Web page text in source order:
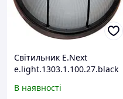
Світильник E.Next
e.light.1303.1.100.27.black
В наявності